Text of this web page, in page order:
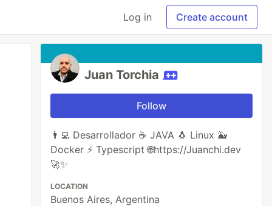
Log in Create account
Juan Torchia
Follow
👨‍💻 Desarrollador ☕ JAVA 🐧 Linux 🐳
Docker ⚡ Typescript 🌐https://Juanchi.dev
🚀✨
LOCATION
Buenos Aires, Argentina